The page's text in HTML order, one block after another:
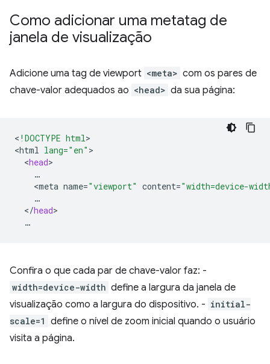
Como adicionar uma metatag de
janela de visualização
Adicione uma tag de viewport <meta> com os pares de
chave-valor adequados ao <head> da sua página:
< !DOCTYPE html>
<html lang="en"
<head
<meta name="viewport" content="width=device-
</head
Confira o que cada par de chave-valor faz: -
width=device-width define a largura da janela de
visualização como a largura do dispositivo. - initial-
scale=1 define o nível de zoom inicial quando o usuário
visita a página.